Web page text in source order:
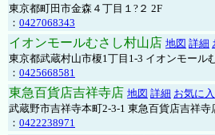
東京都町田市金森４丁目１?２ 2F
： 0427068343
イオンモールむさし村山店 地図 詳細
東京都武蔵村山市榎1丁目1-3 イオンモール
： 0425668581
東急百貨店吉祥寺店 地図 詳細 お気に
武蔵野市吉祥寺本町2-3-1 東急百貨店吉祥寺
： 0422238971